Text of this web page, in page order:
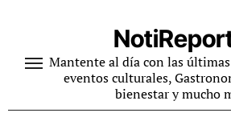
contenidoMantente al día con las
eventos culturales,
bienestar y mucho